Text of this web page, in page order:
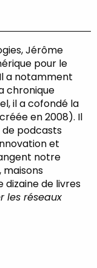
Jérôme
pour le
a notamment
chronique
il a cofondé la
en 2008). Il
de podcasts
et
notre
maisons
dizaine de livres
les réseaux